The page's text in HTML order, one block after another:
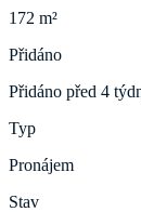
172 m²
Přidáno
Přidáno před 4
Typ
Pronájem
Stav